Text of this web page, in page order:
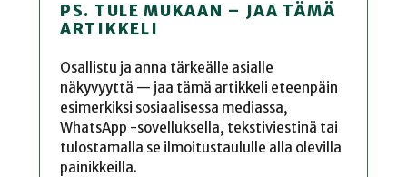
PS. TULE MUKAAN – JAA TÄMÄ
ARTIKKELI
Osallistu ja anna tärkeälle asialle
näkyvyyttä — jaa tämä artikkeli eteenpäin
esimerkiksi sosiaalisessa mediassa,
WhatsApp -sovelluksella, tekstiviestinä tai
tulostamalla se ilmoitustaululle alla olevilla
painikkeilla.